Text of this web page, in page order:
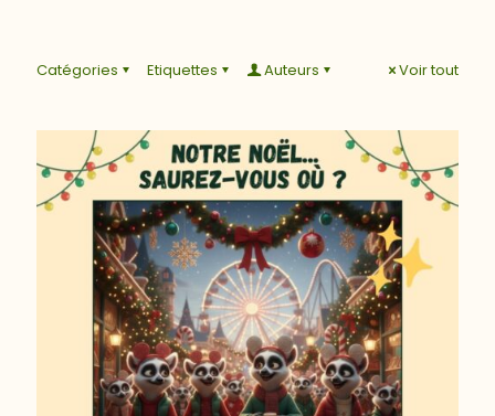
Catégories Etiquettes Auteurs Voir tout